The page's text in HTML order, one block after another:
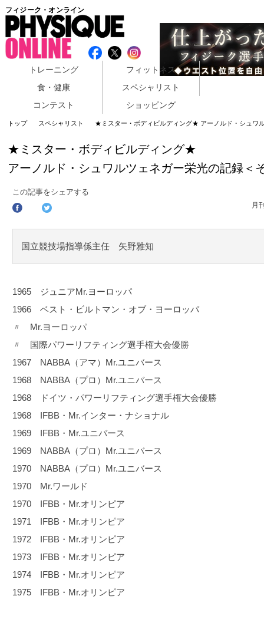
フィジーク・オンライン
トレーニング
フィットネス
食・健康
スペシャリスト
コンテスト
ショッピング
トップ スペシャリスト ★ミスター・ボディビルディング★ アーノルド・シュワ
★ミスター・ボディビルディング★
アーノルド・シュワルツェネガー栄光の記録＜
この記事をシェアする
月
国立競技場指導係主任 矢野雅知
1965 ジュニアMr.ヨーロッパ
1966 ベスト・ビルトマン・オブ・ヨーロッパ
〃 Mr.ヨーロッパ
〃 国際パワーリフティング選手権大会優勝
1967 NABBA（アマ）Mr.ユニバース
1968 NABBA（プロ）Mr.ユニバース
1968 ドイツ・パワーリフティング選手権大会優勝
1968 IFBB・Mr.インター・ナショナル
1969 IFBB・Mr.ユニバース
1969 NABBA（プロ）Mr.ユニバース
1970 NABBA（プロ）Mr.ユニバース
1970 Mr.ワールド
1970 IFBB・Mr.オリンピア
1971 IFBB・Mr.オリンピア
1972 IFBB・Mr.オリンピア
1973 IFBB・Mr.オリンピア
1974 IFBB・Mr.オリンピア
1975 IFBB・Mr.オリンピア